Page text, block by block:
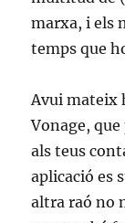
marxa, i els
temps que
Avui mateix
Vonage,
als teus
aplicació es
altra raó no